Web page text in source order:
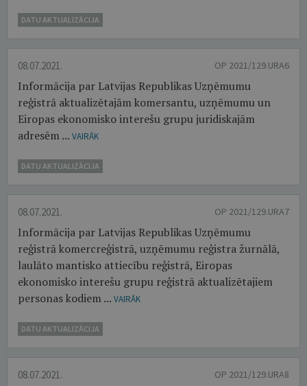
DATU AKTUALIZĀCIJA
08.07.2021. OP 2021/129.URA6
Informācija par Latvijas Republikas Uzņēmumu
reģistrā aktualizētajām komersantu, uzņēmumu un
Eiropas ekonomisko interešu grupu juridiskajām
adresēm ... VAIRĀK
DATU AKTUALIZĀCIJA
08.07.2021. OP 2021/129.URA7
Informācija par Latvijas Republikas Uzņēmumu
reģistrā komercreģistrā, uzņēmumu reģistra žurnālā,
laulāto mantisko attiecību reģistrā, Eiropas
ekonomisko interešu grupu reģistrā aktualizētajiem
personas kodiem ... VAIRĀK
DATU AKTUALIZĀCIJA
08.07.2021. OP 2021/129.URA8